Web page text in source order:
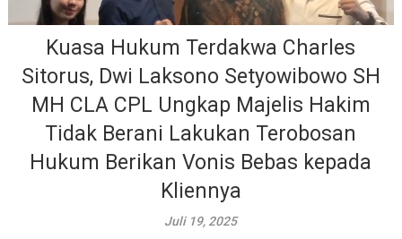
Kuasa Hukum Terdakwa Charles
Sitorus, Dwi Laksono Setyowibowo SH
MH CLA CPL Ungkap Majelis Hakim
Tidak Berani Lakukan Terobosan
Hukum Berikan Vonis Bebas kepada
Kliennya
Juli 19, 2025